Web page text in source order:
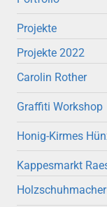
Projekte
Projekte 2022
Carolin Rother
Graffiti Workshop
Honig-Kirmes
Kappesmarkt
Holzschuhmacher